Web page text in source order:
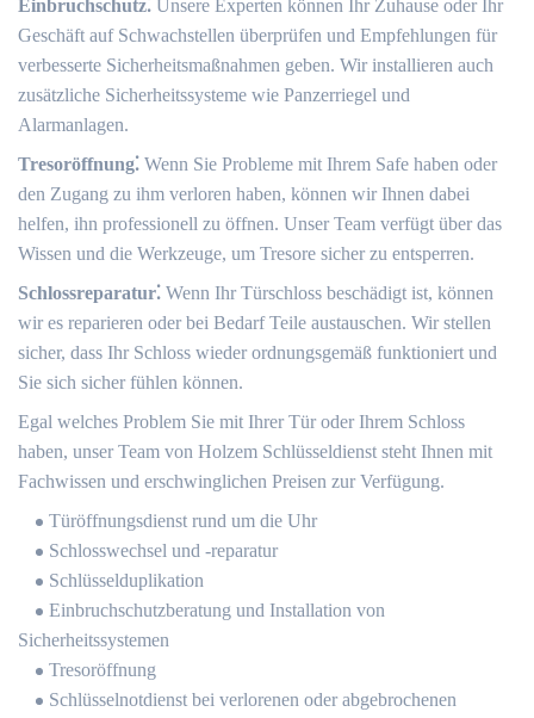
Einbruchschutz⁚ Unsere Experten können Ihr Zuhause oder Ihr
Geschäft auf Schwachstellen überprüfen und Empfehlungen für
verbesserte Sicherheitsmaßnahmen geben. Wir installieren auch
zusätzliche Sicherheitssysteme wie Panzerriegel und
Alarmanlagen.​
Tresoröffnung⁚ Wenn Sie Probleme mit Ihrem Safe haben oder
den Zugang zu ihm verloren haben, können wir Ihnen dabei
helfen, ihn professionell zu öffnen.​ Unser Team verfügt über das
Wissen und die Werkzeuge, um Tresore sicher zu entsperren.​
Schlossreparatur⁚ Wenn Ihr Türschloss beschädigt ist, können
wir es reparieren oder bei Bedarf Teile austauschen. Wir stellen
sicher, dass Ihr Schloss wieder ordnungsgemäß funktioniert und
Sie sich sicher fühlen können.
Egal welches Problem Sie mit Ihrer Tür oder Ihrem Schloss
haben, unser Team von Holzem Schlüsseldienst steht Ihnen mit
Fachwissen und erschwinglichen Preisen zur Verfügung.​
Türöffnungsdienst rund um die Uhr
Schlosswechsel und -reparatur
Schlüsselduplikation
Einbruchschutzberatung und Installation von
Sicherheitssystemen
Tresoröffnung
Schlüsselnotdienst bei verlorenen oder abgebrochenen